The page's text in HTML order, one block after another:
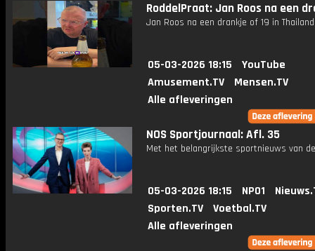
RoddelPraat: Jan Roos na een
Jan Roos na een drankje of 19 in Thailand
05-03-2026 18:15
YouTube
Amusement.TV
Mensen.TV
Alle afleveringen
NOS Sportjournaal: Afl. 35
Met het belangrijkste sportnieuws van
05-03-2026 18:15 NPO1
Sporten.TV
Voetbal.TV
Alle afleveringen